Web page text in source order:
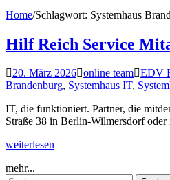
Home/Schlagwort: Systemhaus
Hilf Reich Service
20. März 2026 online team EDV
Brandenburg, Systemhaus IT,
IT, die funktioniert. Partner, die
Straße 38 in Berlin-Wilmersdorf
weiterlesen
mehr...